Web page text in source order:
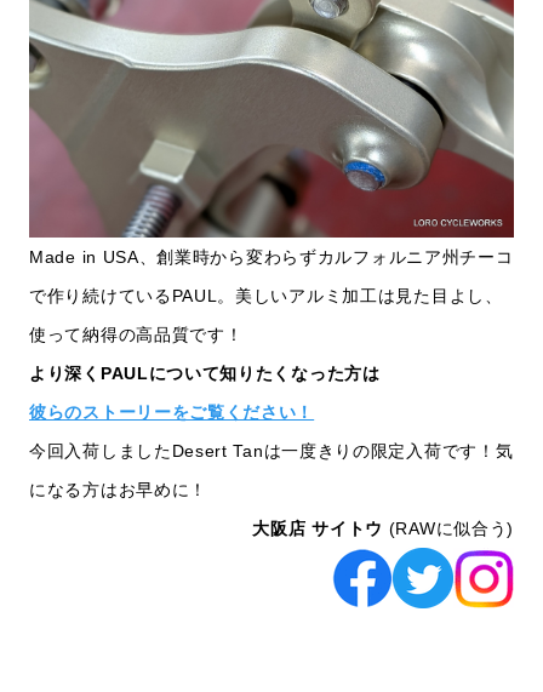
Made in USA、創業時から変わらずカルフォルニア州チーコ
で作り続けているPAUL。美しいアルミ加工は見た目よし、
使って納得の高品質です！
より深くPAULについて知りたくなった方は
彼らのストーリーをご覧ください！
今回入荷しましたDesert Tanは一度きりの限定入荷です！気
になる方はお早めに！
大阪店 サイトウ (RAWに似合う)